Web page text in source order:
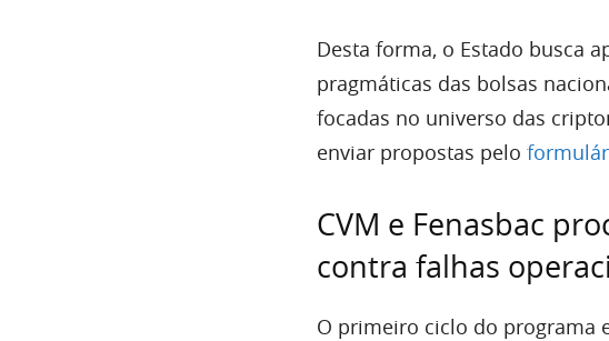
Desta forma, o Estado busca
pragmáticas das bolsas
focadas no universo das
enviar propostas pelo
CVM e Fenasbac
contra falhas
O primeiro ciclo do programa